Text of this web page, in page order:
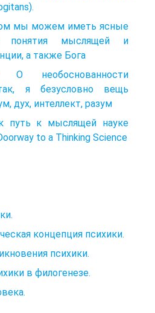
мы можем иметь ясные
понятия мыслящей и
а также Бога
необоснованности
я безусловно вещь
дух, интеллект, разум
путь к мыслящей науке
to a Thinking Science
концепция психики.
психики.
в филогенезе.